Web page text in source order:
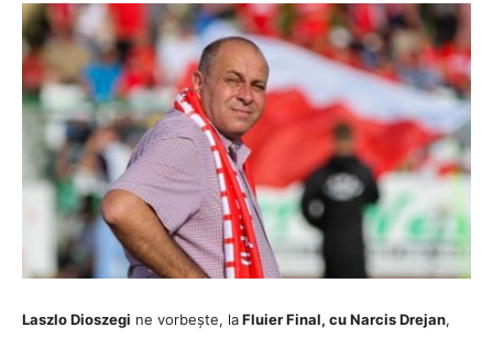
Laszlo Dioszegi ne vorbește, laFluier Final, cu Narcis Drejan,